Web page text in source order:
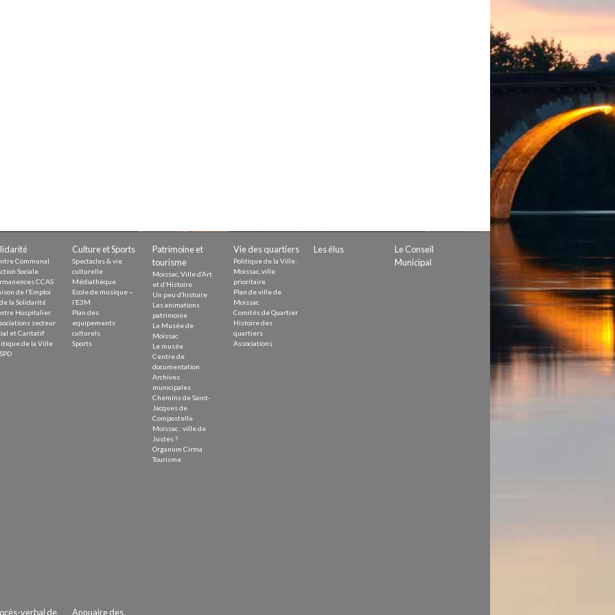
Communal
Sociale
CCAS
de l’Emploi
la Solidarité
Hospitalier
secteur
et Caritatif
de la Ville
Culture et Sports
Spectacles & vie
culturelle
Médiathèque
Ecole de musique –
l’E3M
Plan des
equipements
culturels
Sports
Patrimoine et
tourisme
Moissac, Ville d’Art
et d’Histoire
Un peu d’histoire
Les animations
patrimoine
Le Musée de
Moissac
Le musée
Centre de
documentation
Archives
municipales
Chemins de Saint-
Jacques de
Compostelle
Moissac : ville de
Justes ?
Organum Cirma
Tourisme
Vie des quartiers
Politique de la Ville :
Moissac, ville
prioritaire
Plan de ville de
Moissac
Comités de Quartier
Histoire des
quartiers
Associations
Les élus
Le Conseil
Municipal
verbal de Annuaire des